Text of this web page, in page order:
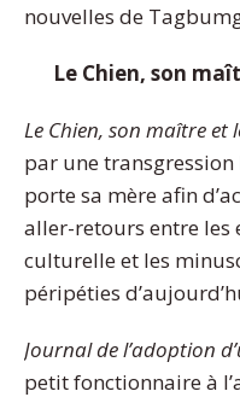
nouvelles de
Le Chien, son
Le Chien, son maître et
par une
porte sa mère afin
aller-retours entre les
culturelle et les
péripéties
Journal de l’adoption
petit fonctionnaire à